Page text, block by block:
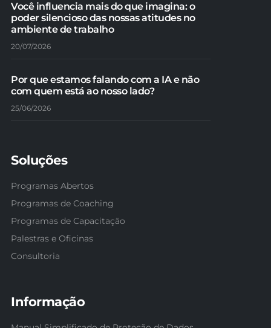
Você influencia mais do que imagina: o
poder silencioso das nossas atitudes no
ambiente de trabalho
20/07/2026
Por que estamos falando com a IA e não
com quem está ao nosso lado?
25/06/2026
Soluções
Programas Abertos
Programas de Coaching
Programas de Capacitação
Palestras e Oficinas
Consultoria
Informação